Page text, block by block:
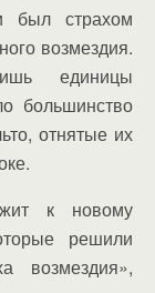
был страхом
возмездия.
единицы
большинство
отнятые их
к новому
решили
возмездия»,